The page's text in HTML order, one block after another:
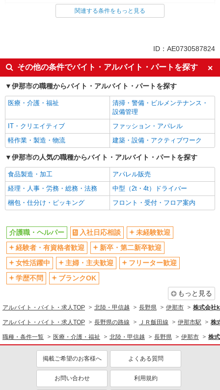
ボーナス・賞与あり
車通勤OK
交通費支給
社会保険あり
産休・育休取得実績あり
関連する条件をもっと見る
ID：AE0730587824
その他の条件でバイト・アルバイト・パートを探す
伊那市の職種からバイト・アルバイト・パートを探す
医療・介護・福祉
清掃・警備・ビルメンテナンス・
設備管理
IT・クリエイティブ
ファッション・アパレル
軽作業・製造・物流
建築・設備・アクティブワーク
伊那市の人気の職種からバイト・アルバイト・パートを探す
食品製造・加工
アパレル販売
経理・人事・労務・総務・法務
中型（2t・4t）ドライバー
梱包・仕分け・ピッキング
フロント・受付・フロア案内
介護職・ヘルパー 入社日応相談
未経験歓迎
経験者・有資格者歓迎
新卒・第二新卒歓迎
女性活躍中
主婦・主夫歓迎
フリーター歓迎
学歴不問
ブランクOK
もっと見る
アルバイト・バイト・求人TOP 北陸・甲信越 長野県 伊那市 株式会社
アルバイト・バイト・求人TOP 長野県の路線 ＪＲ飯田線 伊那市駅 株
職種・条件一覧 医療・介護・福祉 北陸・甲信越 長野県 伊那市 株
掲載ご希望のお客様へ よくある質問
お問い合わせ 利用規約